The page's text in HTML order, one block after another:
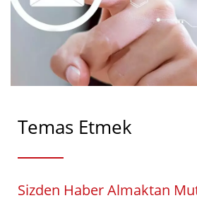
Temas Etmek
Sizden Haber Almaktan